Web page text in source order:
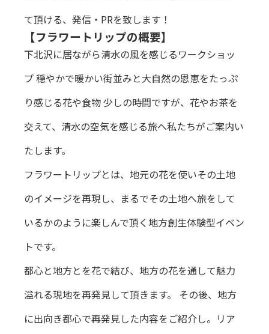
て頂ける、発信・PRを致します！
【フラワートリップの概要】
下北沢に居ながら清水の風を感じるワークショッ
プ 穏やかで暖かい街並みと大自然の恩恵をたっぷ
り感じる花や食物 少しの時間ですが、花やお茶を
交えて、清水の空気を感じる旅へ私たちがご案内い
たします。
フラワートリップとは、地元の花を使いその土地
のイメージを再現し、まるでその土地へ旅をして
いるかのように楽しんで頂く地方創生体験型イベン
トです。
都心と地方とを花で結び、地方の花を通して魅力
溢れる現地を再発見して頂きます。 その後、地方
に出向き都心で再発見した内容をご紹介し。リア